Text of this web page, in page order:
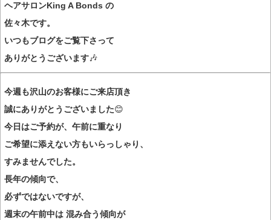
ヘアサロンKing A Bonds の
佐々木です。
いつもブログをご覧下さって
ありがとうございます🎶
今週も沢山のお客様にご来店頂き
誠にありがとうございました😊
今日はご予約が、午前に重なり
ご希望に添えない方もいらっしゃり、
すみませんでした。
長年の傾向で、
必ずではないですが、
週末の午前中は 混み合う傾向が